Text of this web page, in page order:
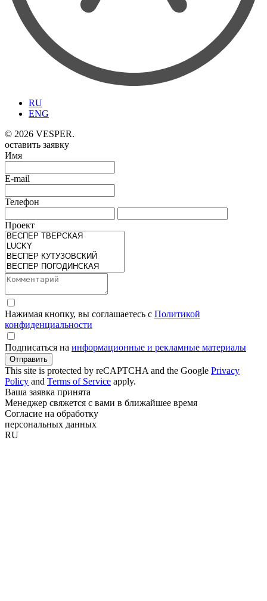
RU
ENG
© 2026 VESPER.
оставить заявку
Имя
E-mail
Телефон
Проект
Нажимая кнопку, вы соглашаетесь с Политикой
конфиденциальности
Подписаться на информационные и рекламные материалы
Отправить
This site is protected by reCAPTCHA and the Google Privacy
Policy and Terms of Service apply.
Ваша заявка принята
Менеджер свяжется с вами в ближайшее время
Согласие на обработку
персональных данных
RU